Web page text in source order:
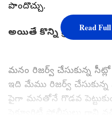
పొందొచ్చు.
అయితే కొన్ని ప్రాబ్లమ్స్
మనం రిజర్వ్ చేసుకున్న
ఇది మేము రిజర్వ్
పైగా మనతోనే గొడవ
Read